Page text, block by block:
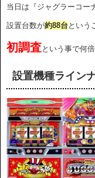
当日は『ジャグラーコー
設置台数が約88台 という
初調査という事で何
設置機種ライン